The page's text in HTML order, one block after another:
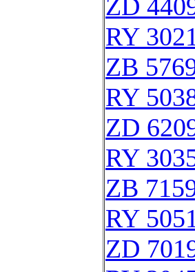
ZD
RY
ZB
RY
ZD
RY
ZB
RY
ZD